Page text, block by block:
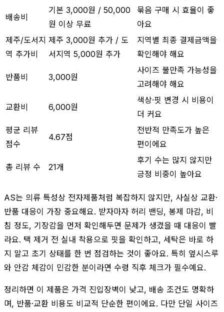
배송비
기본 3,000원 / 50,000
원 이상 무료
묶음 구매 시 효율이 좋
아요
제주/도서지
역 추가비
제주 3,000원 추가 / 도
서지역 5,000원 추가
지역별 최종 결제금액을
확인해야 해요
반품비 3,000원
사이즈 불만족 가능성을
고려해야 해요
교환비 6,000원
색상·핏 변경 시 비용이
더 커요
평균 리뷰
점수
4.67점
전반적 만족도가 높은
편이에요
총 리뷰 수 21개
후기 수는 많지 않지만
긍정 비중이 높아요
AS는 의류 특성상 전자제품처럼 복잡하지 않지만, 사실상 교환·
반품 대응이 가장 중요해요. 받자마자 허리 밴딩, 봉제 마감, 비
침 정도, 기장감을 먼저 확인해두면 문제가 생겼을 때 대응이 빨
라요. 택 제거 전 실내 착용으로 핏을 확인하고, 세탁은 바로 하
지 말고 초기 상태를 한 번 점검하는 것이 좋아요. 특히 옆시스루
와 안감 체감이 민감한 분이라면 수령 직후 체크가 필수예요.
정리하면 이 제품은 가격 진입장벽이 낮고, 배송 조건도 명확하
며, 반품·교환 비용도 비교적 단순한 편이에요. 다만 단일 사이즈